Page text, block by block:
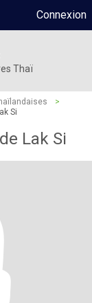
Connexion
Thaï
>
Si
Lak Si